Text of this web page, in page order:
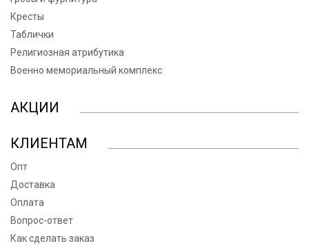
Кресты
Таблички
Религиозная атрибутика
Военно мемориальный комплекс
АКЦИИ
КЛИЕНТАМ
Опт
Доставка
Оплата
Вопрос-ответ
Как сделать заказ